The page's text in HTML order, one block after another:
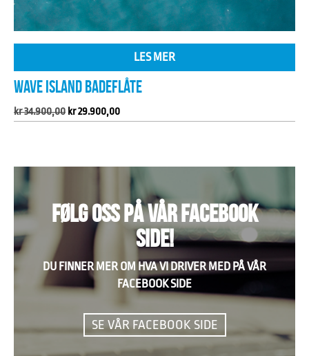
LES MER
WAVE ISLAND BADEFLÅTE
kr34.900,00 Opprinnelig
kr 34.900,00.
kr29.900,00Nåværende
kr 29.900,00.
FØLG OSS PÅ VÅR FACEBOOK
SIDE!
DU FINNER MER OM HVA VI DRIVER MED PÅ VÅR
FACEBOOK SIDE
SE VÅR FACEBOOK SIDE